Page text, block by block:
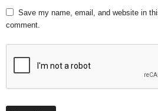
Save my name, email, and website in
comment.